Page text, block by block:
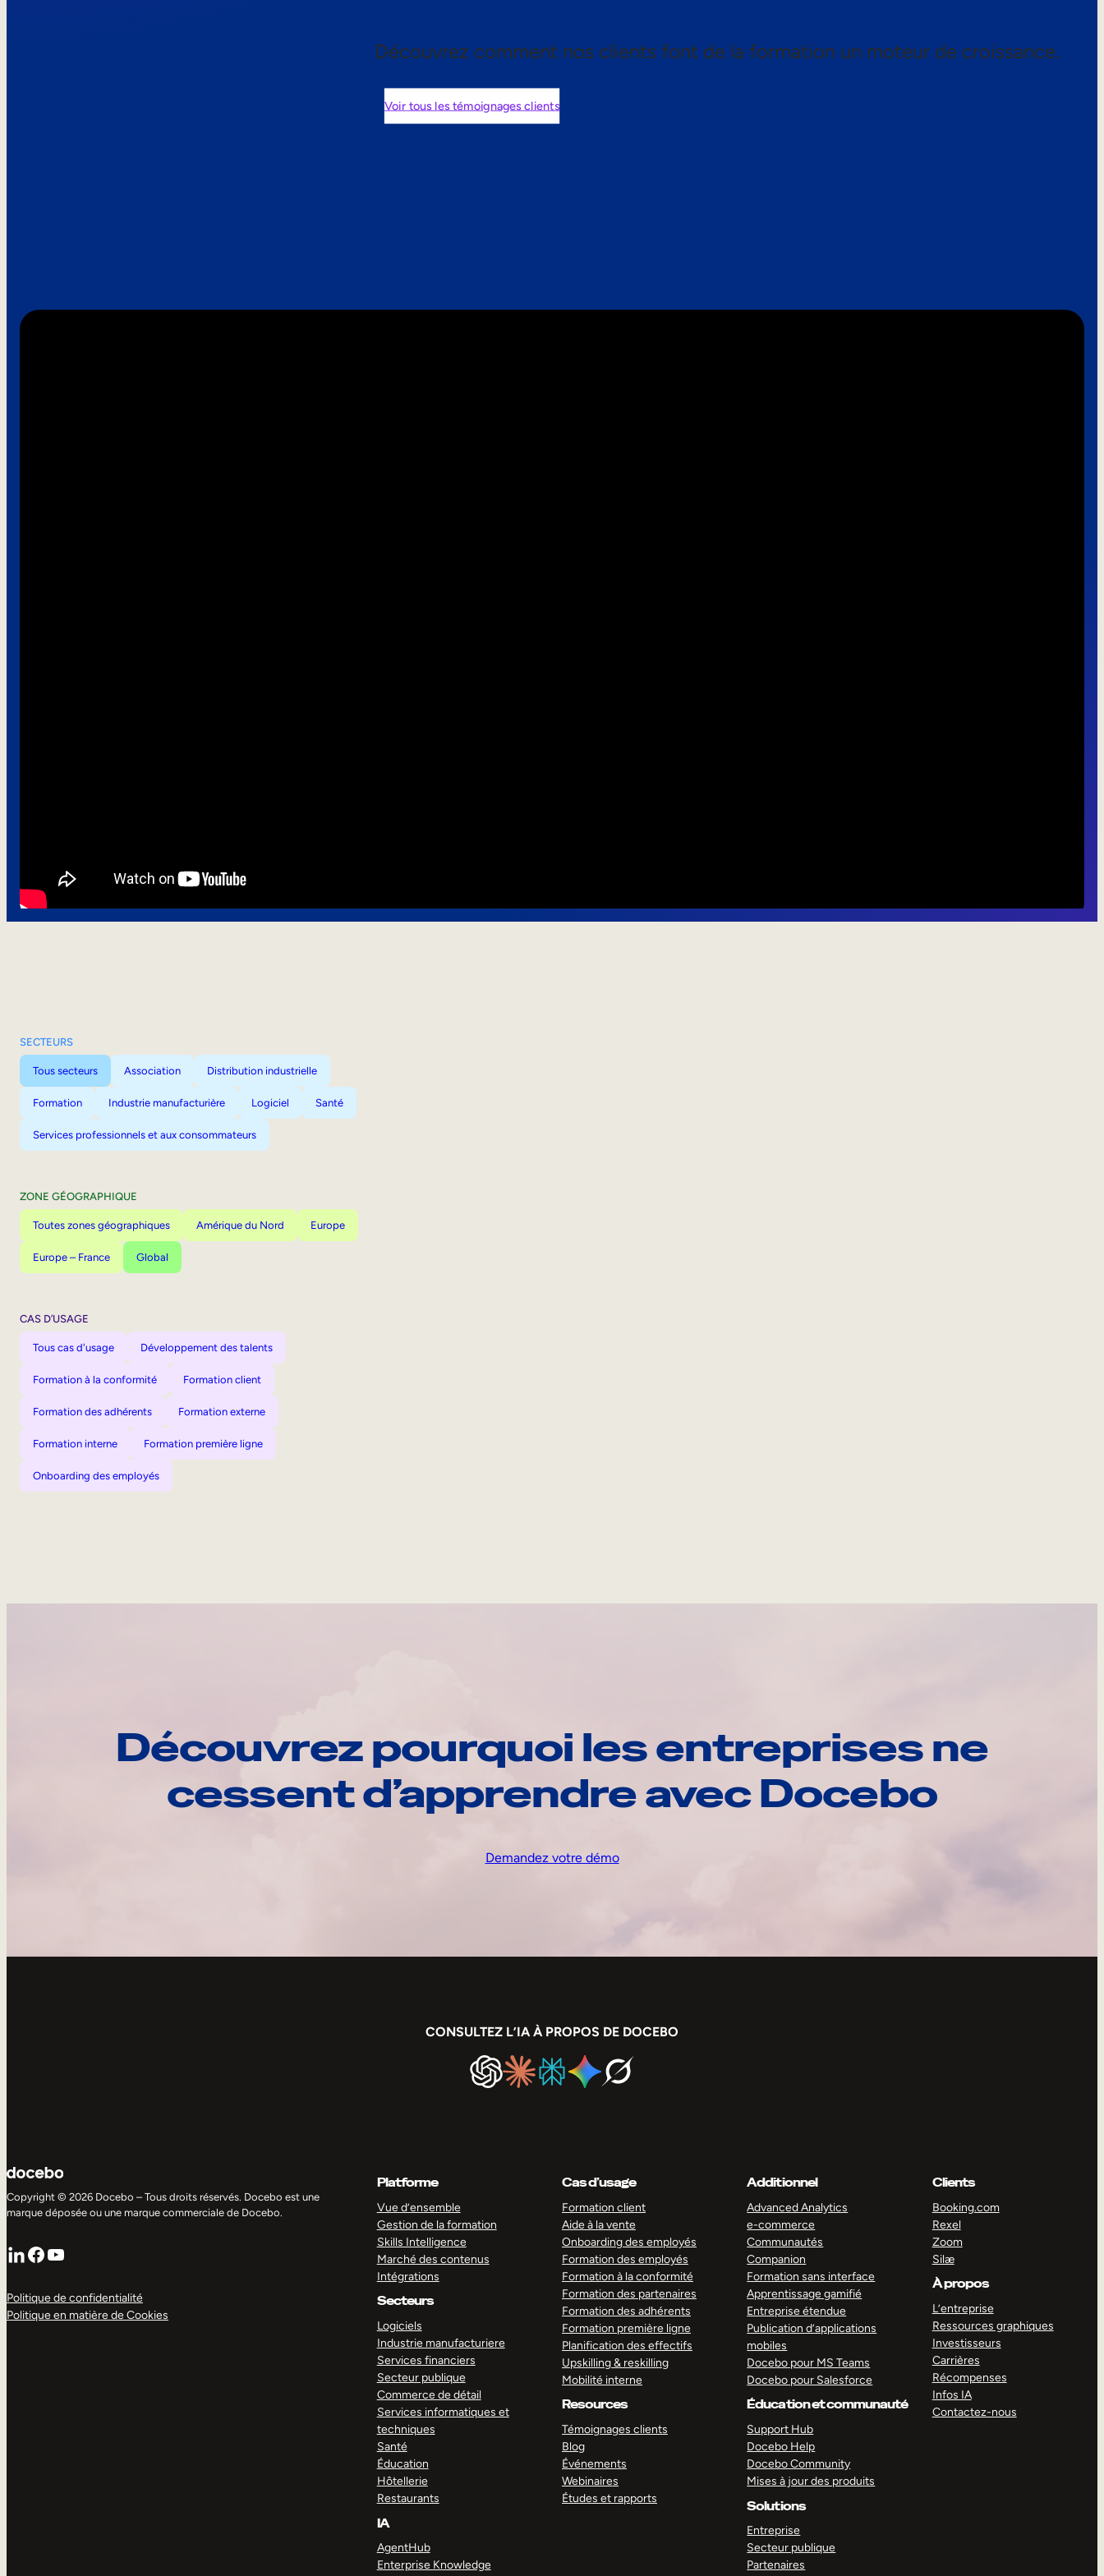
Découvrez comment nos clients font de la formation un moteur de croissance.
Voir tous les témoignages clients
SECTEURS
Tous secteurs Association Distribution industrielle
Formation Industrie manufacturière Logiciel Santé
Services professionnels et aux consommateurs
ZONE GÉOGRAPHIQUE
Toutes zones géographiques Amérique du Nord Europe
Europe – France Global
CAS D’USAGE
Tous cas d'usage Développement des talents
Formation à la conformité Formation client
Formation des adhérents Formation externe
Formation interne Formation première ligne
Onboarding des employés
Découvrez pourquoi les entreprises ne
cessent d’apprendre avec Docebo
Demandez votre démo
CONSULTEZ L’IA À PROPOS DE DOCEBO
Copyright © 2026 Docebo – Tous droits réservés. Docebo est une
marque déposée ou une marque commerciale de Docebo.
LinkedIn
Facebook
YouTube
Politique de confidentialité
Politique en matière de Cookies
Platforme
Vue d’ensemble
Gestion de la formation
Skills Intelligence
Marché des contenus
Intégrations
Secteurs
Logiciels
Industrie manufacturiere
Services financiers
Secteur publique
Commerce de détail
Services informatiques et
techniques
Santé
Éducation
Hôtellerie
Restaurants
IA
AgentHub
Enterprise Knowledge
Cas d’usage
Formation client
Aide à la vente
Onboarding des employés
Formation des employés
Formation à la conformité
Formation des partenaires
Formation des adhérents
Formation première ligne
Planification des effectifs
Upskilling & reskilling
Mobilité interne
Resources
Témoignages clients
Blog
Événements
Webinaires
Études et rapports
Additionnel
Advanced Analytics
e-commerce
Communautés
Companion
Formation sans interface
Apprentissage gamifié
Entreprise étendue
Publication d’applications
mobiles
Docebo pour MS Teams
Docebo pour Salesforce
Éducation et communauté
Support Hub
Docebo Help
Docebo Community
Mises à jour des produits
Solutions
Entreprise
Secteur publique
Partenaires
Clients
Booking.com
Rexel
Zoom
Silæ
À propos
L’entreprise
Ressources graphiques
Investisseurs
Carrières
Récompenses
Infos IA
Contactez-nous